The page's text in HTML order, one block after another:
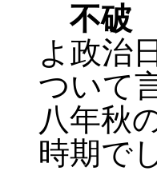
不破
よ政治
ついて
八年秋
時期で